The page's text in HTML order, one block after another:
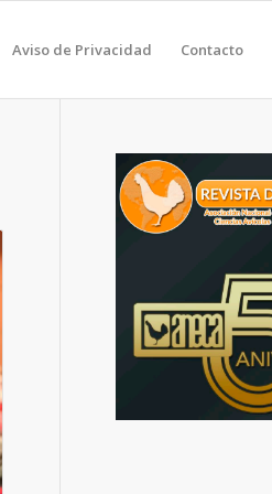
Aviso de Privacidad Contacto